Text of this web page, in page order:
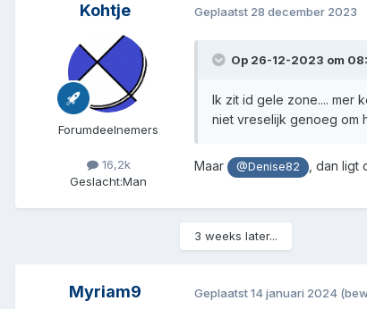
Kohtje
Forumdeelnemers
16,2k
Geslacht:Man
Geplaatst 28 december 2023
Op 26-12-2023 om
Ik zit id gele zone.... mer
niet vreselijk genoeg om
Maar @Denise82 , dan
3 weeks later...
Myriam9 Geplaatst14 januari 2024